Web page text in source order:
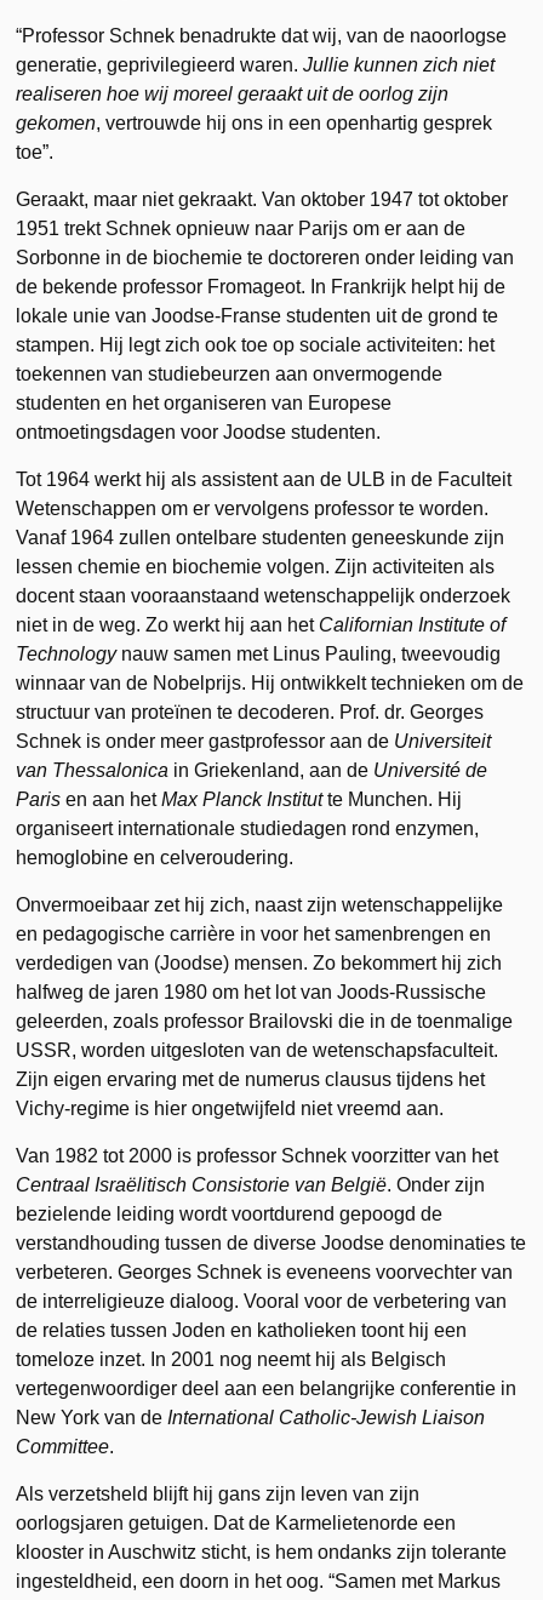
“Professor Schnek benadrukte dat wij, van de naoorlogse
generatie, geprivilegieerd waren.Jullie kunnen zich niet
realiseren hoe wij moreel geraakt uit de oorlog zijn
gekomen, vertrouwde hij ons in een openhartig gesprek
toe”.
Geraakt, maar niet gekraakt. Van oktober 1947 tot oktober
1951 trekt Schnek opnieuw naar Parijs om er aan de
Sorbonne in de biochemie te doctoreren onder leiding van
de bekende professor Fromageot. In Frankrijk helpt hij de
lokale unie van Joodse-Franse studenten uit de grond te
stampen. Hij legt zich ook toe op sociale activiteiten: het
toekennen van studiebeurzen aan onvermogende
studenten en het organiseren van Europese
ontmoetingsdagen voor Joodse studenten.
Tot 1964 werkt hij als assistent aan de ULB in de Faculteit
Wetenschappen om er vervolgens professor te worden.
Vanaf 1964 zullen ontelbare studenten geneeskunde zijn
lessen chemie en biochemie volgen. Zijn activiteiten als
docent staan vooraanstaand wetenschappelijk onderzoek
niet in de weg. Zo werkt hij aan het Californian Institute of
Technologynauw samen met Linus Pauling, tweevoudig
winnaar van de Nobelprijs. Hij ontwikkelt technieken om de
structuur van proteïnen te decoderen. Prof. dr. Georges
Schnek is onder meer gastprofessor aan de Universiteit
van Thessalonica in Griekenland, aan de Université de
Paris en aan hetMax Planck Institutte Munchen. Hij
organiseert internationale studiedagen rond enzymen,
hemoglobine en celveroudering.
Onvermoeibaar zet hij zich, naast zijn wetenschappelijke
en pedagogische carrière in voor het samenbrengen en
verdedigen van (Joodse) mensen. Zo bekommert hij zich
halfweg de jaren 1980 om het lot van Joods-Russische
geleerden, zoals professor Brailovski die in de toenmalige
USSR, worden uitgesloten van de wetenschapsfaculteit.
Zijn eigen ervaring met de numerus clausus tijdens het
Vichy-regime is hier ongetwijfeld niet vreemd aan.
Van 1982 tot 2000 is professor Schnek voorzitter van het
Centraal Israëlitisch Consistorie van België. Onder zijn
bezielende leiding wordt voortdurend gepoogd de
verstandhouding tussen de diverse Joodse denominaties te
verbeteren. Georges Schnek is eveneens voorvechter van
de interreligieuze dialoog. Vooral voor de verbetering van
de relaties tussen Joden en katholieken toont hij een
tomeloze inzet. In 2001 nog neemt hij als Belgisch
vertegenwoordiger deel aan een belangrijke conferentie in
New York van de International Catholic-Jewish Liaison
Committee.
Als verzetsheld blijft hij gans zijn leven van zijn
oorlogsjaren getuigen. Dat de Karmelietenorde een
klooster in Auschwitz sticht, is hem ondanks zijn tolerante
ingesteldheid, een doorn in het oog. “Samen met Markus